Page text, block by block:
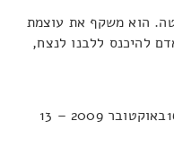
הוא משקף את עוצמת
להיכנס ללבנו לנצח,
הסרט הוקדש לזכרה של אלי פישר, 16באוקטובר 2009 – 13